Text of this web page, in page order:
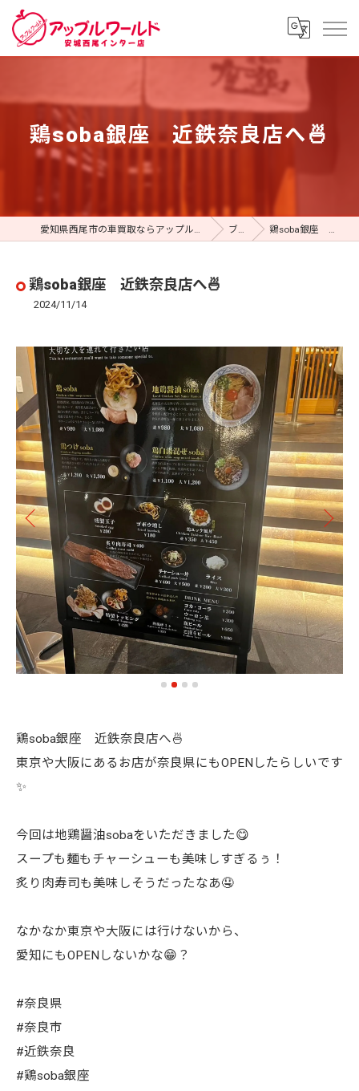
鶏soba銀座 近鉄奈良店へ🍜
愛知県西尾市の車買取ならアップルワールド 安城西尾インター店 ブログ 鶏soba銀座 近鉄奈良店へ🍜
鶏soba銀座 近鉄奈良店へ🍜
2024/11/14
鶏soba銀座 近鉄奈良店へ🍜
東京や大阪にあるお店が奈良県にもOPENしたらしいです
✨
今回は地鶏醤油sobaをいただきました😋
スープも麺もチャーシューも美味しすぎるぅ！
炙り肉寿司も美味しそうだったなあ🤤
なかなか東京や大阪には行けないから、
愛知にもOPENしないかな😁？
#奈良県
#奈良市
#近鉄奈良
#鶏soba銀座